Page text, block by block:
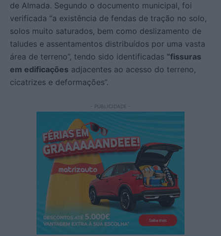
de Almada. Segundo o documento municipal, foi
verificada “a existência de fendas de tração no solo,
solos muito saturados, bem como deslizamento de
taludes e assentamentos distribuídos por uma vasta
área de terreno”, tendo sido identificadas “fissuras
em edificações adjacentes ao acesso do terreno,
cicatrizes e deformações”.
- PUBLICIDADE -